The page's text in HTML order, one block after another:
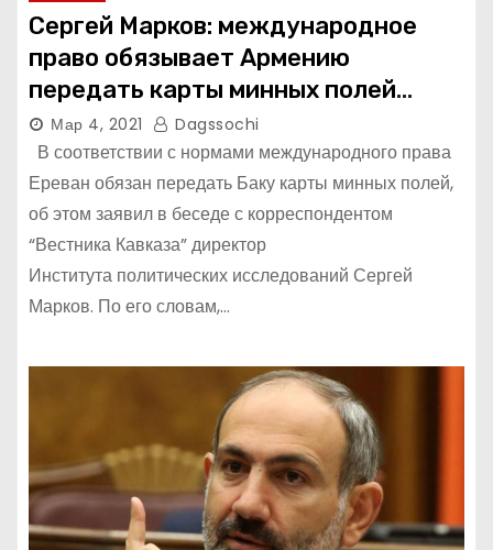
Сергей Марков: международное
право обязывает Армению
передать карты минных полей
Азербайджану.
Мар 4, 2021 Dagssochi
В соответствии с нормами международного права
Ереван обязан передать Баку карты минных полей,
об этом заявил в беседе с корреспондентом
“Вестника Кавказа” директор
Института политических исследований Сергей
Марков. По его словам,…